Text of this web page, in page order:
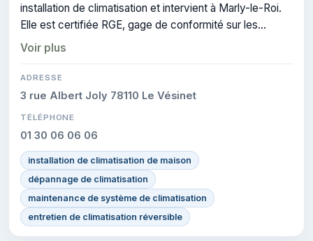
installation de climatisation et intervient à Marly-le-Roi.
Elle est certifiée RGE, gage de conformité sur les
interventions réalisées.
Voir plus
ADRESSE
3 rue Albert Joly 78110 Le Vésinet
TÉLÉPHONE
01 30 06 06 06
installation de climatisation de maison
dépannage de climatisation
maintenance de système de climatisation
entretien de climatisation réversible